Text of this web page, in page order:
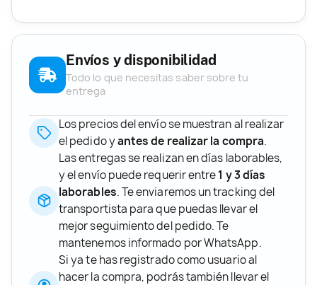
Envíos y disponibilidad
Todo lo que necesitas saber sobre tu
entrega
Los precios del envío se muestran al realizar
el pedido yantes de realizar la compra.
Las entregas se realizan en días laborables,
y el envío puede requerir entre1 y 3 días
laborables. Te enviaremos un tracking del
transportista para que puedas llevar el
mejor seguimiento del pedido. Te
mantenemos informado por WhatsApp.
Si ya te has registrado como usuario al
hacer la compra, podrás también llevar el